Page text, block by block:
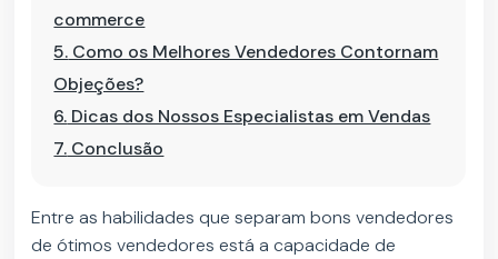
commerce
5. Como os Melhores Vendedores Contornam
Objeções?
6. Dicas dos Nossos Especialistas em Vendas
7. Conclusão
Entre as habilidades que separam bons vendedores
de ótimos vendedores está a capacidade de